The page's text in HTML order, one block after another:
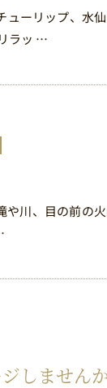
ーリップ、水
ラッ …
川、目の前の
しません